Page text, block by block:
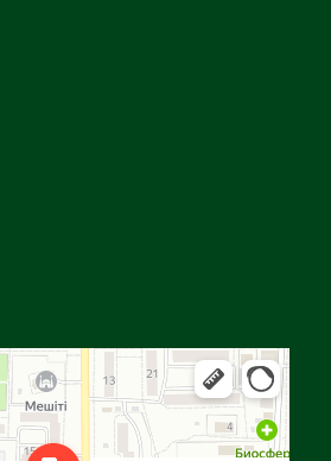
навигация, орындарды іздеу